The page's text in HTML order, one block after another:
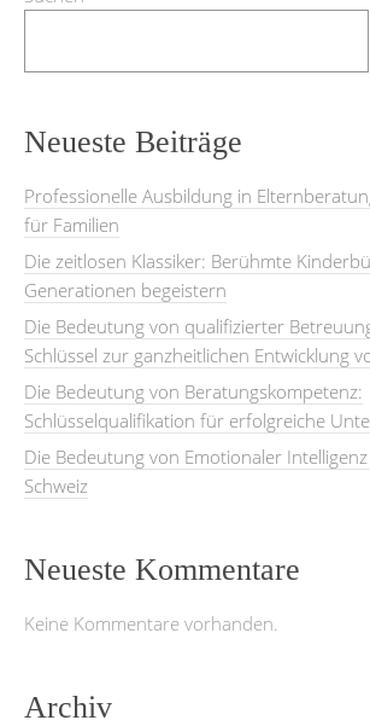
Neueste Beiträge
Professionelle Ausbildung in
für Familien
Die zeitlosen Klassiker: Berühmte
Generationen begeistern
Die Bedeutung von qualifizierter
Schlüssel zur ganzheitlichen Entwicklung
Die Bedeutung von Beratungskompetenz:
Schlüsselqualifikation für erfolgreiche
Die Bedeutung von Emotionaler
Schweiz
Neueste Kommentare
Keine Kommentare vorhanden.
Archiv